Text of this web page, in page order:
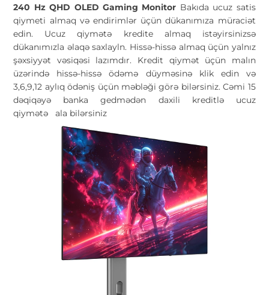
240 Hz QHD OLED Gaming Monitor Bakıda ucuz satis
qiymeti almaq və endirimlər üçün dükanımıza müraciət
edin. Ucuz qiymətə kredite almaq istəyirsinizsə
dükanımızla əlaqə saxlayln. Hissə-hissə almaq üçün yalnız
şəxsiyyət vəsiqəsi lazımdır. Kredit qiymət üçün malın
üzərində hissə-hissə ödəmə düyməsinə klik edin və
3,6,9,12 aylıq ödəniş üçün məbləği görə bilərsiniz. Cəmi 15
dəqiqəyə banka gedmədən daxili kreditlə ucuz
qiymətə
ala bilərsiniz